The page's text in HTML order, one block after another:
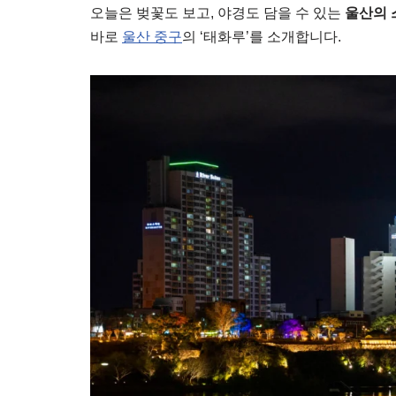
오늘은 벚꽃도 보고, 야경도 담을 수 있는 울산의
바로 울산 중구의 ‘태화루’를 소개합니다.